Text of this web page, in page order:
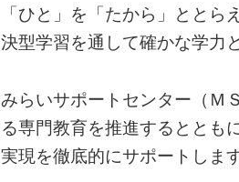
「ひと」を「たから」とと
決型学習を通して確かな学力
みらいサポートセンター（Ｍ
る専門教育を推進するととも
実現を徹底的にサポートします